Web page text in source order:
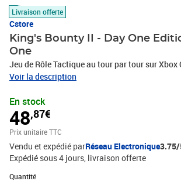
Livraison offerte
Cstore
King's Bounty II - Day One
One
Jeu de Rôle Tactique au tour par tour sur Xbox
Voir la description
En stock
48,87€
Prix unitaire TTC
Vendu et expédié parRéseau Electronique
Expédié sous 4 jours livraison offerte
Quantité
Quantité : 1